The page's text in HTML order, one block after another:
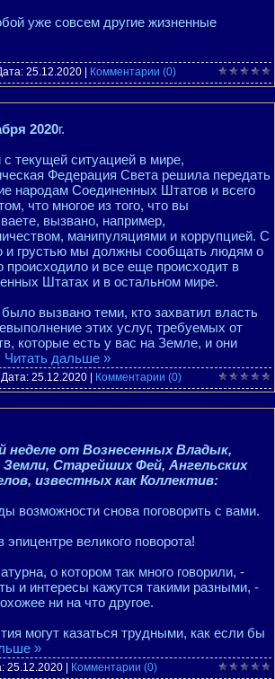
уже совсем другие жизненные
25.12.2020 Комментарии (0)
2020г.
с текущей ситуацией в мире,
Федерация Света решила передать
народам Соединенных Штатов и всего
что многое из того, что вы
вызвано, например,
манипуляциями и коррупцией. С
и грустью мы должны сообщать людям о
происходило и все еще происходит в
Штатах и ​​в остальном мире.
вызвано теми, кто захватил власть
этих услуг, требуемых от
которые есть у вас на Земле, и они
Читать дальше »
| Дата: 25.12.2020 Комментарии (0)
неделе от Вознесенных Владык,
Старейших Фей, Ангельских
известных как Коллектив:
возможности снова поговорить с вами.
великого поворота!
о котором так много говорили, -
и интересы кажутся такими разными, -
ни на что другое.
могут казаться трудными, как если бы
»
25.12.2020 Комментарии (0)